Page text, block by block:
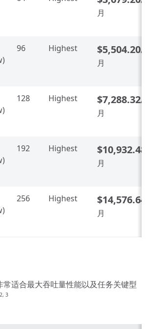
月
96 Highest $5,504.20/
月
128 Highest $7,288.32/
月
192 Highest $10,932.48
月
256 Highest $14,576.64
月
常适合最大吞吐量性能以及任务关键型
2, 3